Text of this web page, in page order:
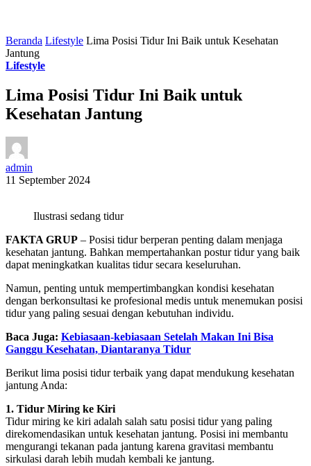
Beranda Lifestyle Lima Posisi Tidur Ini Baik untuk Kesehatan
Jantung
Lifestyle
Lima Posisi Tidur Ini Baik untuk
Kesehatan Jantung
admin
11 September 2024
Ilustrasi sedang tidur
FAKTA GRUP – Posisi tidur berperan penting dalam menjaga
kesehatan jantung. Bahkan mempertahankan postur tidur yang baik
dapat meningkatkan kualitas tidur secara keseluruhan.
Namun, penting untuk mempertimbangkan kondisi kesehatan
dengan berkonsultasi ke profesional medis untuk menemukan posisi
tidur yang paling sesuai dengan kebutuhan individu.
Baca Juga: Kebiasaan-kebiasaan Setelah Makan Ini Bisa
Ganggu Kesehatan, Diantaranya Tidur
Berikut lima posisi tidur terbaik yang dapat mendukung kesehatan
jantung Anda:
1. Tidur Miring ke Kiri
Tidur miring ke kiri adalah salah satu posisi tidur yang paling
direkomendasikan untuk kesehatan jantung. Posisi ini membantu
mengurangi tekanan pada jantung karena gravitasi membantu
sirkulasi darah lebih mudah kembali ke jantung.